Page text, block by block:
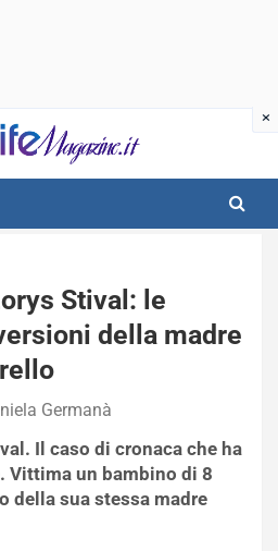
Stival: le
della madre
Germanà
Il caso di cronaca che ha
Vittima un bambino di 8
della sua stessa madre